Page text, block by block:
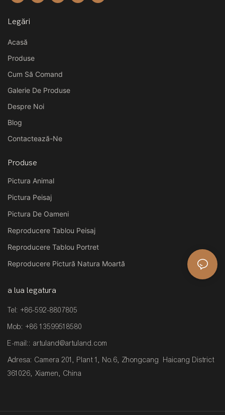
Legări
Acasă
Produse
Cum Să Comand
Galerie De Produse
Despre Noi
Blog
Contactează-Ne
Produse
Pictura Animal
Pictura Peisaj
Pictura De Oameni
Reproducere Tablou Peisaj
Reproducere Tablou Portret
Reproducere Pictură Natura Moartă
a lua legatura
Tel: +86-592-8807805
Mob: +86 13599518580
E-mail:: artuland@artuland.com
Adresa: Camera 201, Plant 1, No.6, Zhongcang Haicang District
361026, Xiamen, China